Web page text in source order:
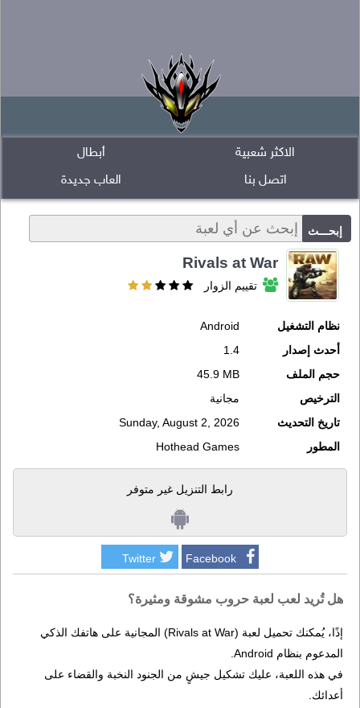
أبطال
الاكثر شعبية
العاب جديدة
اتصل بنا
Rivals at War
تقييم الزوار
نظام التشغيل
Android
أحدث إصدار
1.4
حجم الملف
45.9 MB
الترخيص
مجانية
تاريخ التحديث
Sunday, August 2, 2026
المطور
Hothead Games
رابط التنزيل غير متوفر
Facebook
Twitter
هل تُريد لعب لعبة حروب مشوقة ومثيرة؟
إذًا، يُمكنك تحميل لعبة (Rivals at War) المجانية على هاتفك الذكي
المدعوم بنظام Android.
في هذه اللعبة، عليك تشكيل جيشٍ من الجنود النخبة والقضاء على
أعدائك.